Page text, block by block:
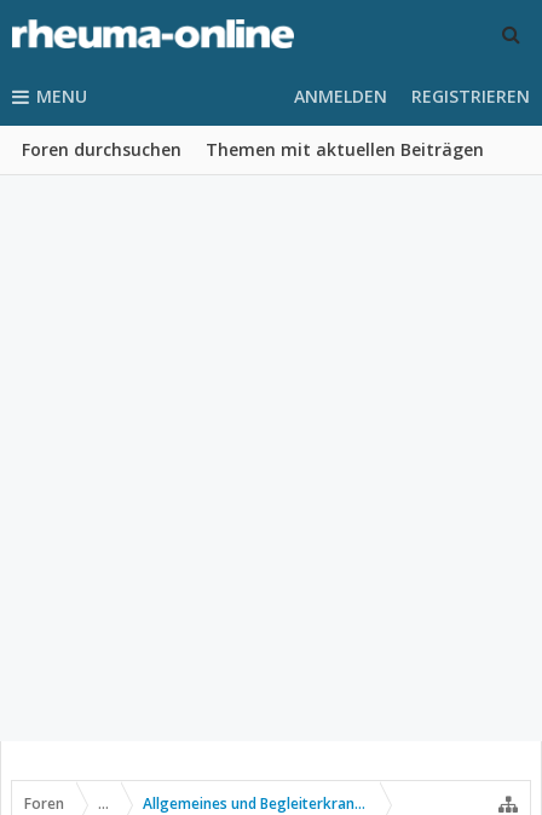
MENU
Foren durchsuchen Themen mit aktuellen Beiträgen
ANMELDEN REGISTRIEREN
Foren ... Allgemeines und Begleiterkrankungen